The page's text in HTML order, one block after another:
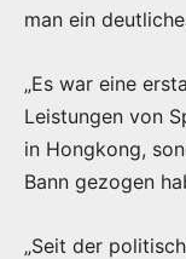
man ein
„Es war eine
Leistungen von
in Hongkong,
Bann gezogen
„Seit der